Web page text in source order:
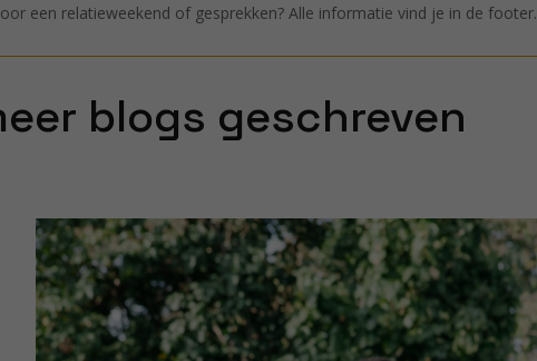
een relatieweekend of gesprekken? Alle informatie vind je in de footer.
blogs geschreven